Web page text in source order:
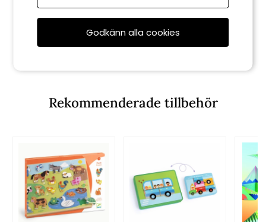
Djeco
Funny Eggs duo pussel
Rekommenderade tillbehör
Godkänn alla cookies